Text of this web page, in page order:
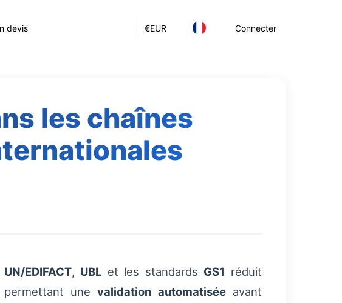
€EUR Connecter
devis
les chaînes
UN/EDIFACT, UBL et les standards GS1 réduit
permettant unevalidation automatiséeavant